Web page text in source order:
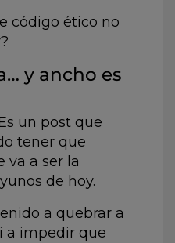
código ético no
y ancho es
un post que
tener que
va a ser la
de hoy.
a quebrar a
a impedir que